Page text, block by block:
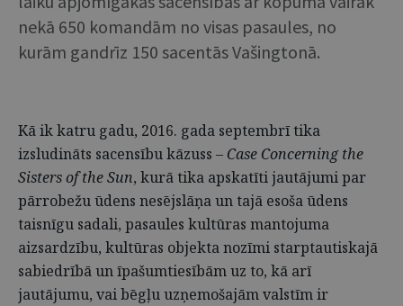
nekā 650 komandām no visas pasaules, no
kurām gandrīz 150 sacentās Vašingtonā.
Kā ik katru gadu, 2016. gada septembrī tika
izsludināts sacensību kāzuss – Case Concerning the
Sisters of the Sun, kurā tika apskatīti jautājumi par
pārrobežu ūdens nesējslāņa un tajā esoša ūdens
taisnīgu sadali, pasaules kultūras mantojuma
aizsardzību, kultūras objekta nozīmi starptautiskajā
sabiedrībā un īpašumtiesībām uz to, kā arī
jautājumu, vai bēgļu uzņemošajām valstīm ir